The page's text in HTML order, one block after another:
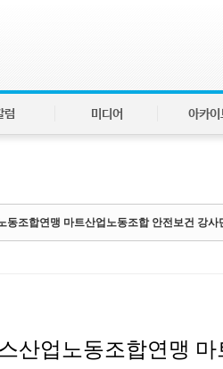
럼 미디어 아카이
동조합연맹 마트산업노동조합 안전보건 강사
산업노동조합연맹 마